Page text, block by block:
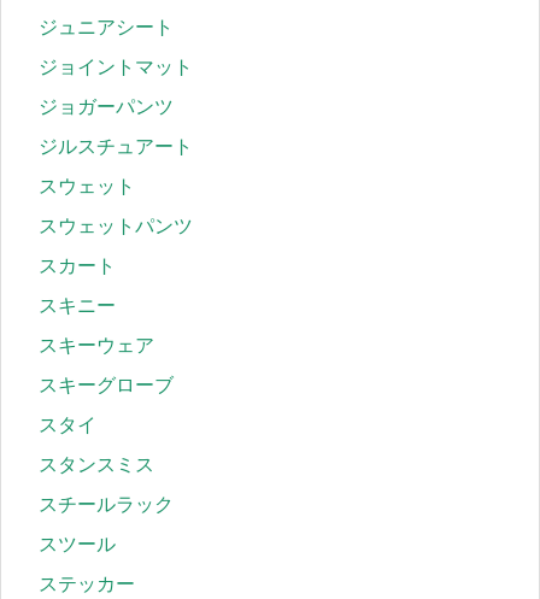
ジュニアシート
ジョイントマット
ジョガーパンツ
ジルスチュアート
スウェット
スウェットパンツ
スカート
スキニー
スキーウェア
スキーグローブ
スタイ
スタンスミス
スチールラック
スツール
ステッカー